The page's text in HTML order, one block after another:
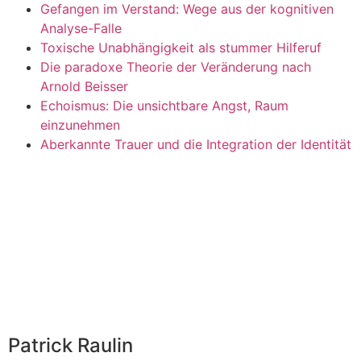
Gefangen im Verstand: Wege aus der kognitiven
Analyse-Falle
Toxische Unabhängigkeit als stummer Hilferuf
Die paradoxe Theorie der Veränderung nach
Arnold Beisser
Echoismus: Die unsichtbare Angst, Raum
einzunehmen
Aberkannte Trauer und die Integration der Identität
Patrick Raulin